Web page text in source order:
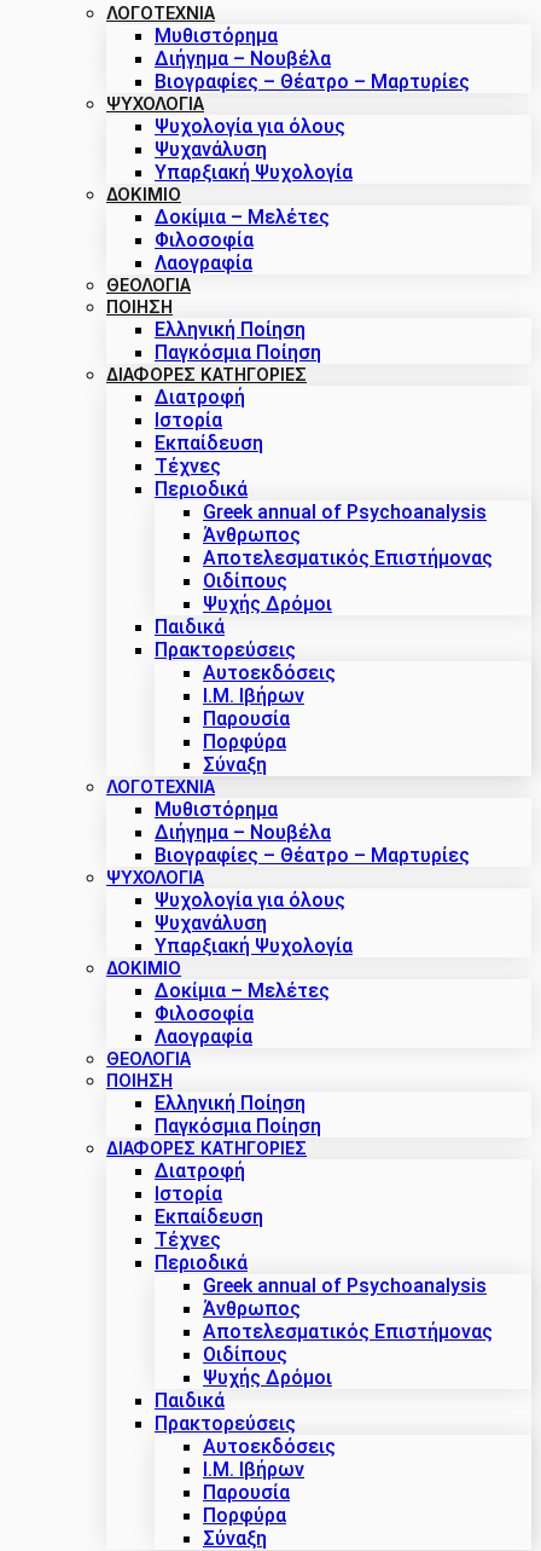
ΛΟΓΟΤΕΧΝΙΑ
Μυθιστόρημα
Διήγημα – Νουβέλα
Βιογραφίες – Θέατρο – Μαρτυρίες
ΨΥΧΟΛΟΓΙΑ
Ψυχολογία για όλους
Ψυχανάλυση
Υπαρξιακή Ψυχολογία
ΔΟΚΊΜΙΟ
Δοκίμια – Μελέτες
Φιλοσοφία
Λαογραφία
ΘΕΟΛΟΓΙΑ
ΠΟΙΗΣΗ
Ελληνική Ποίηση
Παγκόσμια Ποίηση
ΔΙΑΦΟΡΕΣ ΚΑΤΗΓΟΡΙΕΣ
Διατροφή
Ιστορία
Εκπαίδευση
Τέχνες
Περιοδικά
Greek annual of Psychoanalysis
Άνθρωπος
Αποτελεσματικός Επιστήμονας
Οιδίπους
Ψυχής Δρόμοι
Παιδικά
Πρακτoρεύσεις
Αυτοεκδόσεις
Ι.Μ. Ιβήρων
Παρουσία
Πορφύρα
Σύναξη
ΛΟΓΟΤΕΧΝΙΑ
Μυθιστόρημα
Διήγημα – Νουβέλα
Βιογραφίες – Θέατρο – Μαρτυρίες
ΨΥΧΟΛΟΓΙΑ
Ψυχολογία για όλους
Ψυχανάλυση
Υπαρξιακή Ψυχολογία
ΔΟΚΊΜΙΟ
Δοκίμια – Μελέτες
Φιλοσοφία
Λαογραφία
ΘΕΟΛΟΓΙΑ
ΠΟΙΗΣΗ
Ελληνική Ποίηση
Παγκόσμια Ποίηση
ΔΙΑΦΟΡΕΣ ΚΑΤΗΓΟΡΙΕΣ
Διατροφή
Ιστορία
Εκπαίδευση
Τέχνες
Περιοδικά
Greek annual of Psychoanalysis
Άνθρωπος
Αποτελεσματικός Επιστήμονας
Οιδίπους
Ψυχής Δρόμοι
Παιδικά
Πρακτoρεύσεις
Αυτοεκδόσεις
Ι.Μ. Ιβήρων
Παρουσία
Πορφύρα
Σύναξη